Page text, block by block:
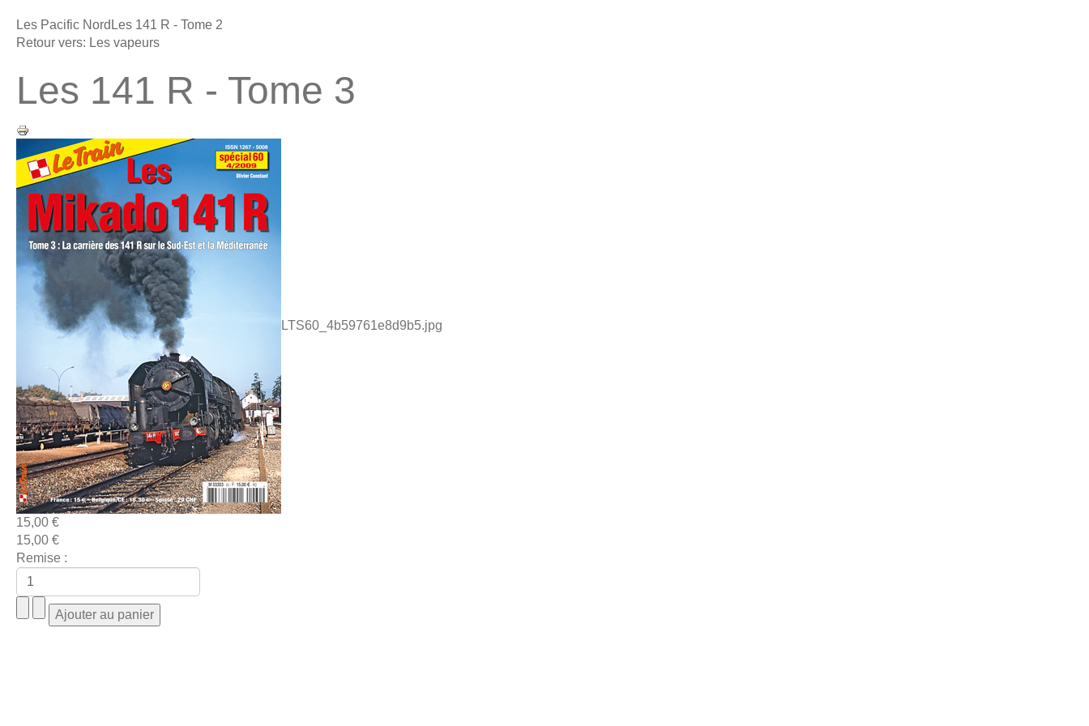
Les Pacific Nord Les 141 R - Tome 2
Retour vers: Les vapeurs
Les 141 R - Tome 3
LTS60_4b59761e8d9b5.jpg
15,00 €
15,00 €
Remise :